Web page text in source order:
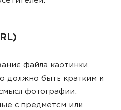
файла картинки,
должно быть кратким и
фотографии.
с предметом или